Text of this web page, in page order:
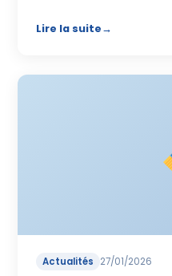
Lire la suite
Actualités 27/01/2026